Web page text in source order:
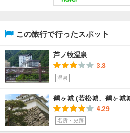
この旅行で行ったスポット
芦ノ牧温泉
3.3
温泉
鶴ヶ城 (若松城、鶴ヶ城
4.29
名所・史跡